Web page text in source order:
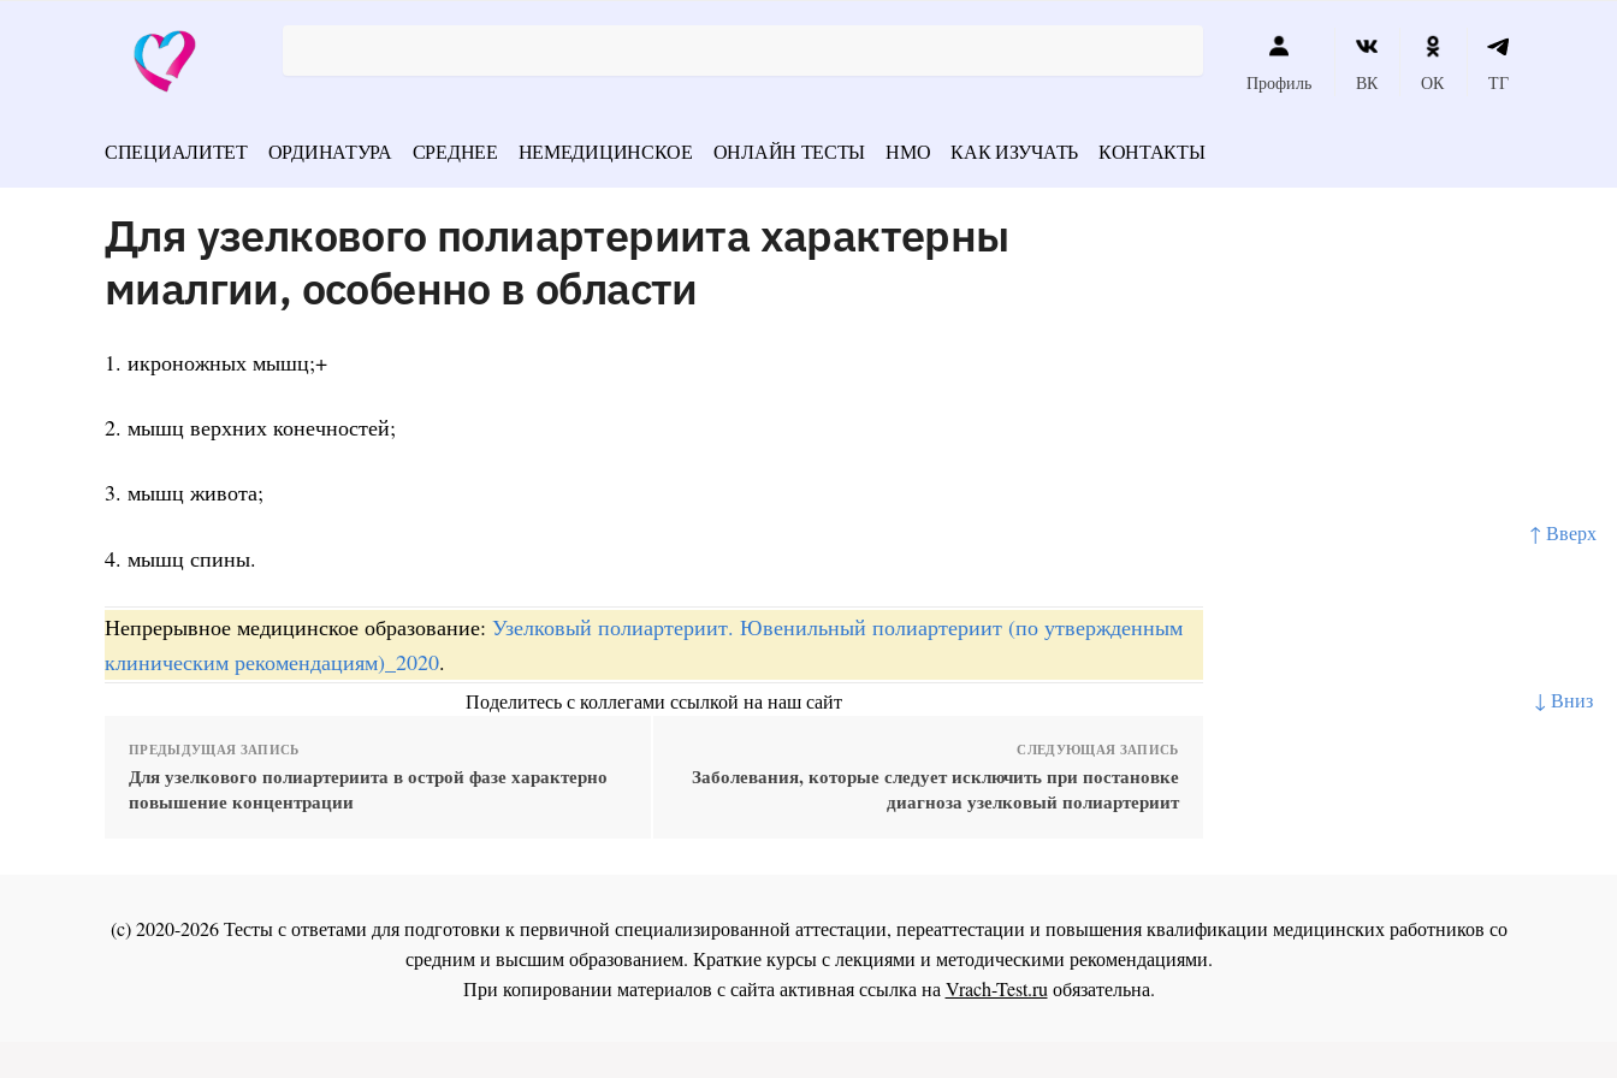
↑ Вверх
↓ Вниз
Профиль ВК ОК ТГ
СПЕЦИАЛИТЕТ ОРДИНАТУРА СРЕДНЕЕ НЕМЕДИЦИНСКОЕ ОНЛАЙН ТЕСТЫ НМО КАК ИЗУЧАТЬ КОНТАКТЫ
Для узелкового полиартериита характерны
миалгии, особенно в области
1. икроножных мышц;+
2. мышц верхних конечностей;
3. мышц живота;
4. мышц спины.
Непрерывное медицинское образование: Узелковый полиартериит. Ювенильный полиартериит (по утвержденным
клиническим рекомендациям)_2020.
Поделитесь с коллегами ссылкой на наш сайт
ПРЕДЫДУЩАЯ ЗАПИСЬ
Для узелкового полиартериита в острой фазе характерно
повышение концентрации
СЛЕДУЮЩАЯ ЗАПИСЬ
Заболевания, которые следует исключить при постановке
диагноза узелковый полиартериит
(c) 2020-2026 Тесты с ответами для подготовки к первичной специализированной аттестации, переаттестации и повышения квалификации медицинских работников со
средним и высшим образованием. Краткие курсы с лекциями и методическими рекомендациями.
При копировании материалов с сайта активная ссылка наVrach-Test.ruобязательна.